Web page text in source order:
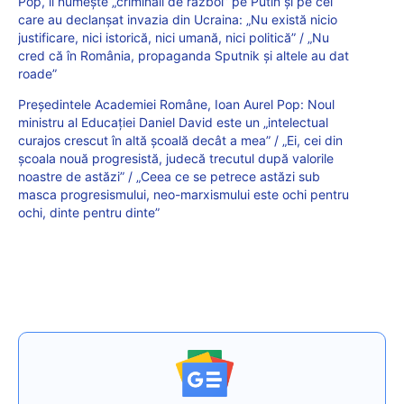
care au declanșat invazia din Ucraina: „Nu există nicio
justificare, nici istorică, nici umană, nici politică” / „Nu
cred că în România, propaganda Sputnik și altele au dat
roade”
Președintele Academiei Române, Ioan Aurel Pop: Noul
ministru al Educației Daniel David este un „intelectual
curajos crescut în altă școală decât a mea” / „Ei, cei din
școala nouă progresistă, judecă trecutul după valorile
noastre de astăzi” / „Ceea ce se petrece astăzi sub
masca progresismului, neo-marxismului este ochi pentru
ochi, dinte pentru dinte”